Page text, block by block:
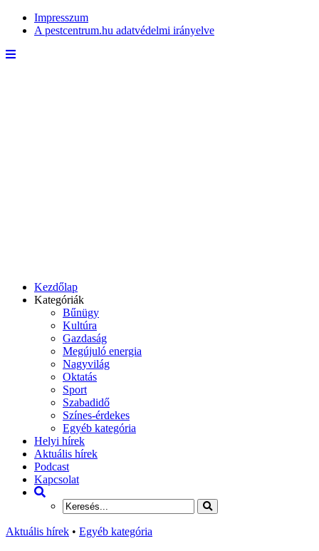
Impresszum
A pestcentrum.hu adatvédelmi irányelve
Kezdőlap
Kategóriák
Bűnügy
Kultúra
Gazdaság
Megújuló energia
Nagyvilág
Oktatás
Sport
Szabadidő
Színes-érdekes
Egyéb kategória
Helyi hírek
Aktuális hírek
Podcast
Kapcsolat
Aktuális hírek • Egyéb kategória